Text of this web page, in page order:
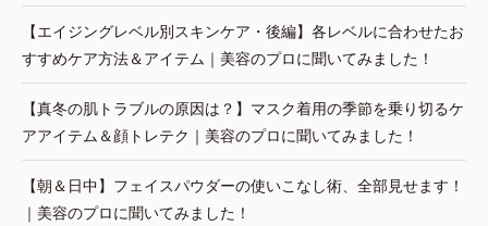
【エイジングレベル別スキンケア・後編】各レベルに合わせたお
すすめケア方法＆アイテム｜美容のプロに聞いてみました！
【真冬の肌トラブルの原因は？】マスク着用の季節を乗り切るケ
アアイテム＆顔トレテク｜美容のプロに聞いてみました！
【朝＆日中】フェイスパウダーの使いこなし術、全部見せます！
｜美容のプロに聞いてみました！